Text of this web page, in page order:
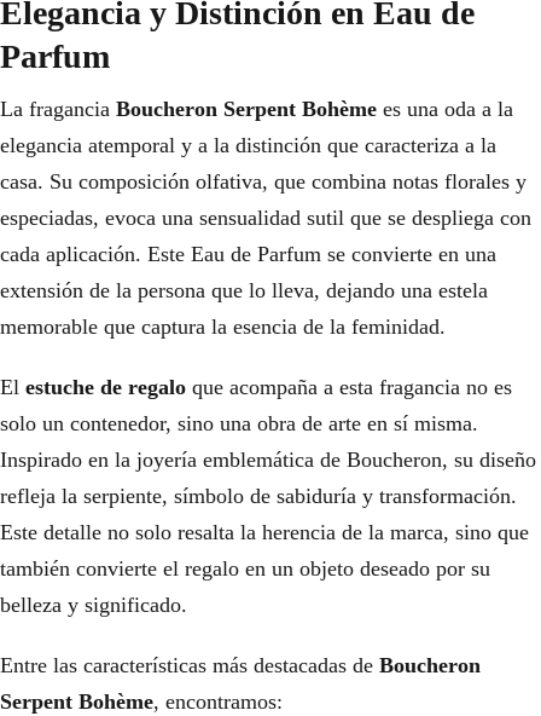
Elegancia y Distinción en Eau de
Parfum
La fragancia Boucheron Serpent Bohème es una oda a la
elegancia atemporal y a la distinción que caracteriza a la
casa. Su composición olfativa, que combina notas florales y
especiadas, evoca una sensualidad sutil que se despliega con
cada aplicación. Este Eau de Parfum se convierte en una
extensión de la persona que lo lleva, dejando una estela
memorable que captura la esencia de la feminidad.
El estuche de regalo que acompaña a esta fragancia no es
solo un contenedor, sino una obra de arte en sí misma.
Inspirado en la joyería emblemática de Boucheron, su diseño
refleja la serpiente, símbolo de sabiduría y transformación.
Este detalle no solo resalta la herencia de la marca, sino que
también convierte el regalo en un objeto deseado por su
belleza y significado.
Entre las características más destacadas de Boucheron
Serpent Bohème, encontramos: